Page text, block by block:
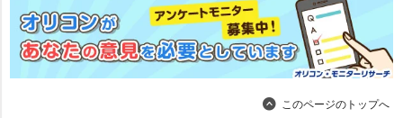
このページのトップへ